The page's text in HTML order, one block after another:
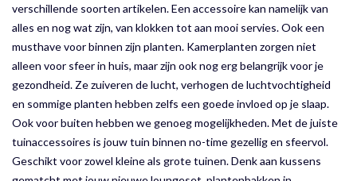
verschillende soorten artikelen. Een accessoire kan namelijk van
alles en nog wat zijn, van klokken tot aan mooi servies. Ook een
musthave voor binnen zijn planten. Kamerplanten zorgen niet
alleen voor sfeer in huis, maar zijn ook nog erg belangrijk voor je
gezondheid. Ze zuiveren de lucht, verhogen de luchtvochtigheid
en sommige planten hebben zelfs een goede invloed op je slaap.
Ook voor buiten hebben we genoeg mogelijkheden. Met de juiste
tuinaccessoires is jouw tuin binnen no-time gezellig en sfeervol.
Geschikt voor zowel kleine als grote tuinen. Denk aan kussens